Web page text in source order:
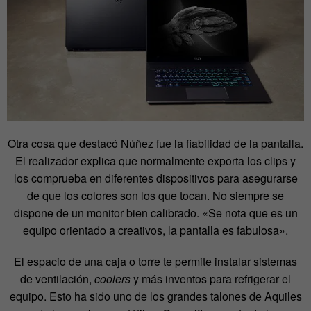
Otra cosa que destacó Núñez fue la fiabilidad de la pantalla.
El realizador explica que normalmente exporta los clips y
los comprueba en diferentes dispositivos para asegurarse
de que los colores son los que tocan. No siempre se
dispone de un monitor bien calibrado. «Se nota que es un
equipo orientado a creativos, la pantalla es fabulosa».
El espacio de una caja o torre te permite instalar sistemas
de ventilación, coolersy más inventos para refrigerar el
equipo. Esto ha sido uno de los grandes talones de Aquiles